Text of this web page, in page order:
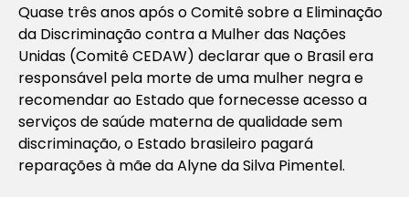
Quase três anos após o Comitê sobre a Eliminação
da Discriminação contra a Mulher das Nações
Unidas (Comitê CEDAW) declarar que o Brasil era
responsável pela morte de uma mulher negra e
recomendar ao Estado que fornecesse acesso a
serviços de saúde materna de qualidade sem
discriminação, o Estado brasileiro pagará
reparações à mãe da Alyne da Silva Pimentel.